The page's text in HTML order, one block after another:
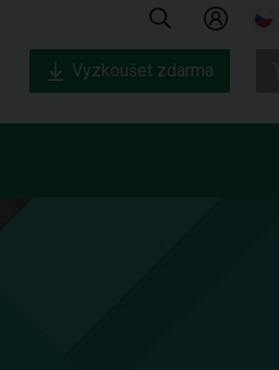
Vyzkoušet zdarma